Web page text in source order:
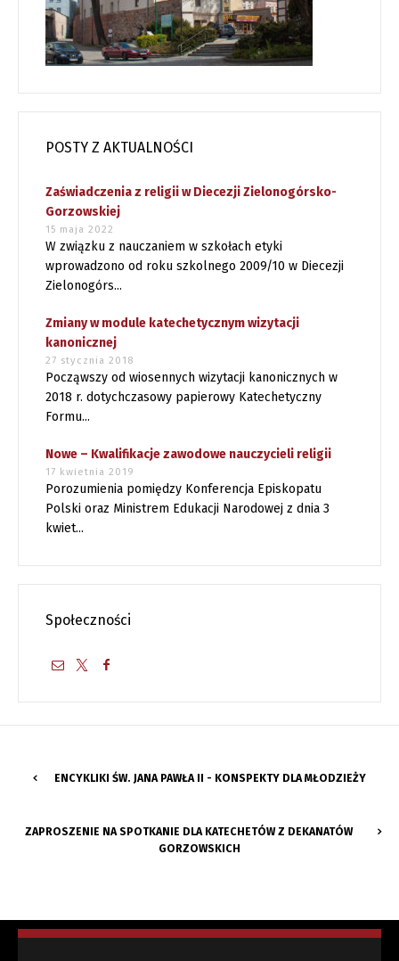
POSTY Z AKTUALNOŚCI
Zaświadczenia z religii w Diecezji Zielonogórsko-
Gorzowskiej
15 maja 2022
W związku z nauczaniem w szkołach etyki
wprowadzono od roku szkolnego 2009/10 w Diecezji
Zielonogórs...
Zmiany w module katechetycznym wizytacji
kanonicznej
27 stycznia 2018
Począwszy od wiosennych wizytacji kanonicznych w
2018 r. dotychczasowy papierowy Katechetyczny
Formu...
Nowe – Kwalifikacje zawodowe nauczycieli religii
17 kwietnia 2019
Porozumienia pomiędzy Konferencja Episkopatu
Polski oraz Ministrem Edukacji Narodowej z dnia 3
kwiet...
Społeczności
ENCYKLIKI ŚW. JANA PAWŁA II - KONSPEKTY DLA MŁODZIEŻY
ZAPROSZENIE NA SPOTKANIE DLA KATECHETÓW Z DEKANATÓW
GORZOWSKICH